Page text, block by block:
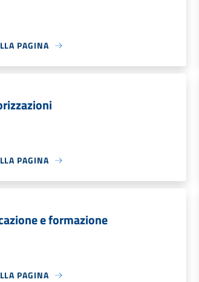
PAGINA
PAGINA
e formazione
PAGINA